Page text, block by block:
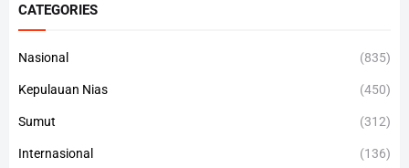
CATEGORIES
Nasional (835)
Kepulauan Nias (450)
Sumut (312)
Internasional (136)